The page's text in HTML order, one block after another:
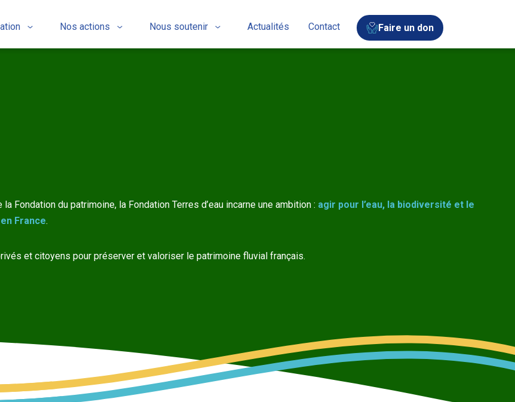
Nos actions Nous soutenir Actualités Contact Faire un don
Fondation du patrimoine, la Fondation Terres d’eau incarne une ambition : agir pour l’eau, la biodiversité et le
France.
et citoyens pour préserver et valoriser le patrimoine fluvial français.